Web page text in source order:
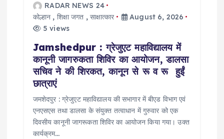
RADAR NEWS 24
कोल्हान , शिक्षा जगत , साक्षात्कार
August 6, 2026
5 views
Jamshedpur : ग्रेजुएट महाविद्यालय में
कानूनी जागरुकता शिविर का आयोजन, डालसा
सचिव ने की शिरकत, कानून से रू व रू हुईं
छात्राएं
जमशेदपुर : ग्रेजुएट महाविद्यालय की सभागार में बीएड विभाग एवं
एनएसएस तथा डालसा के संयुक्त तत्वाधान में गुरुवार को एक
दिवसीय कानूनी जागरूकता शिविर का आयोजन किया गया। उक्त
कार्यक्रम…